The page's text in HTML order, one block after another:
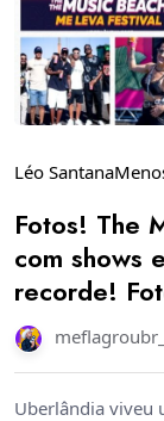
Léo Santana
Fotos! The
com shows
recorde!
Uberlândia viveu